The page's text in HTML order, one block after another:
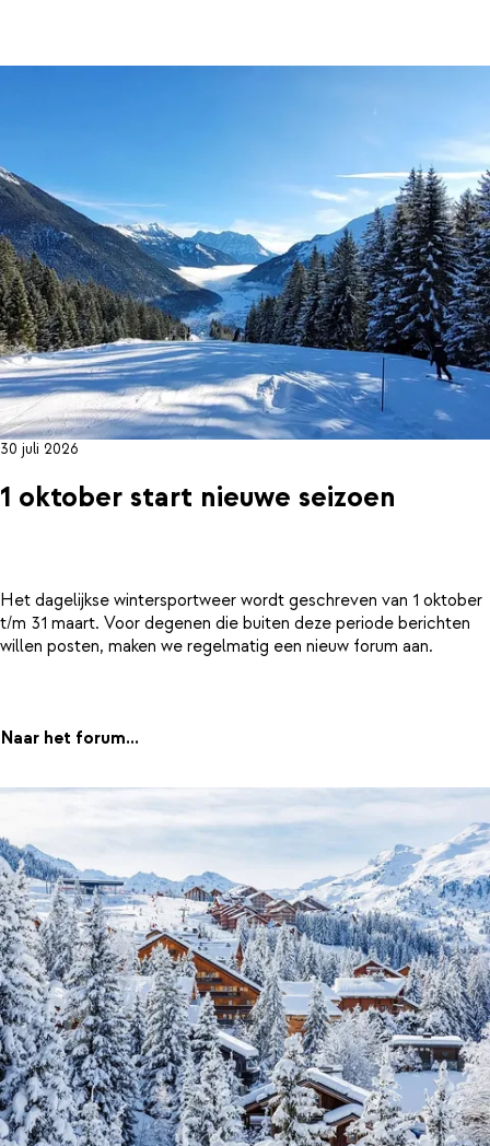
30 juli 2026
1 oktober start nieuwe seizoen
Het dagelijkse wintersportweer wordt geschreven van 1 oktober
t/m 31 maart. Voor degenen die buiten deze periode berichten
willen posten, maken we regelmatig een nieuw forum aan.
Naar het forum...